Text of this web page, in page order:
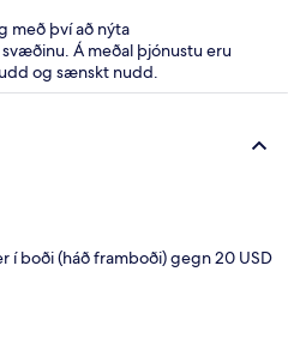
með því að nýta
Á meðal þjónustu eru
og sænskt nudd.
í boði (háð framboði) gegn 20 USD